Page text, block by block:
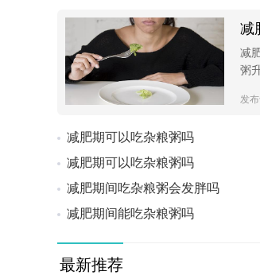
减
减
粥
发
减肥期可以吃杂粮粥吗
减肥期可以吃杂粮粥吗
减肥期间吃杂粮粥会发胖吗
减肥期间能吃杂粮粥吗
最新推荐